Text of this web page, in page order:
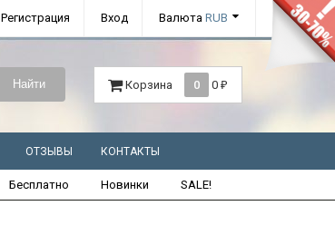
Регистрация Вход Валюта RUB
Найти Корзина 0 0 ₽
ОТЗЫВЫ КОНТАКТЫ
Бесплатно Новинки SALE!